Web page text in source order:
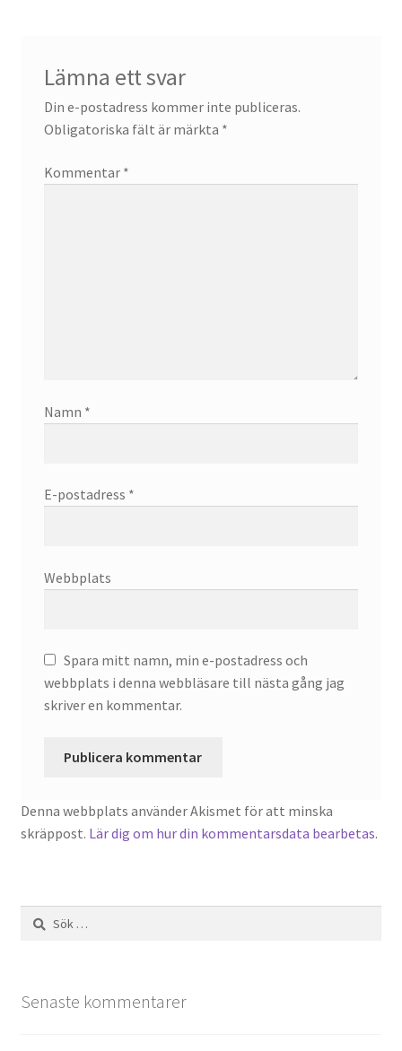
Varukorg
Webbutik
Lämna ett svar
Din e-postadress kommer inte publiceras.
Obligatoriska fält är märkta *
Kommentar *
Namn *
E-postadress *
Webbplats
Spara mitt namn, min e-postadress och
webbplats i denna webbläsare till nästa gång jag
skriver en kommentar.
Denna webbplats använder Akismet för att minska
skräppost. Lär dig om hur din kommentarsdata bearbetas.
Sök
efter:
Senaste kommentarer